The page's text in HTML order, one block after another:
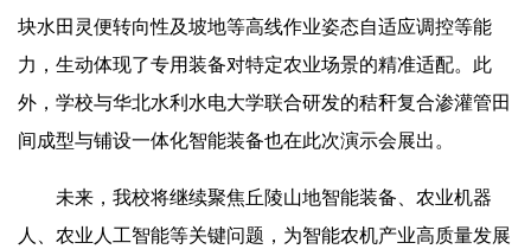
块水田灵便转向性及坡地等高线作业姿态自适应调控等能
力，生动体现了专用装备对特定农业场景的精准适配。此
外，学校与华北水利水电大学联合研发的秸秆复合渗灌管田
间成型与铺设一体化智能装备也在此次演示会展出。
未来，我校将继续聚焦丘陵山地智能装备、农业机器
人、农业人工智能等关键问题，为智能农机产业高质量发展